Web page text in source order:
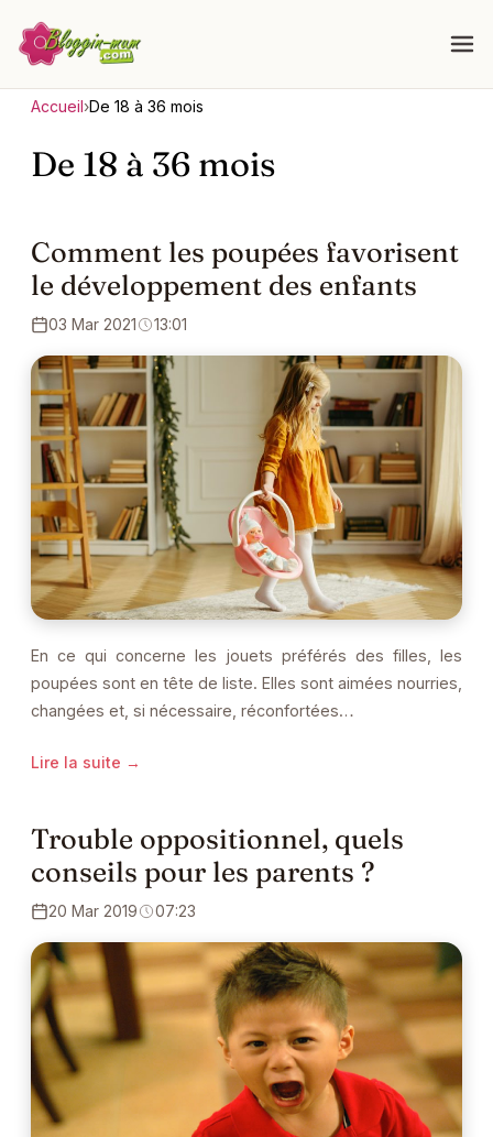
Accueil›De 18 à 36 mois
De 18 à 36 mois
Comment les poupées favorisent
le développement des enfants
03 Mar 2021 13:01
En ce qui concerne les jouets préférés des filles, les
poupées sont en tête de liste. Elles sont aimées nourries,
changées et, si nécessaire, réconfortées…
Lire la suite →
Trouble oppositionnel, quels
conseils pour les parents ?
20 Mar 2019 07:23